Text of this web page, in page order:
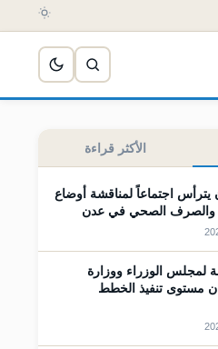
الأكثر قراءة
اجتماعاً لمناقشة أوضاع
والصرف الصحي في عدن
لمجلس الوزراء ووزارة
مستوى تنفيذ الخطط